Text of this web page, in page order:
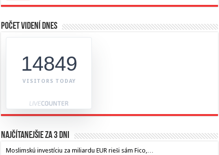
Počet videní dnes
14849
VISITORS TODAY
Najčítanejšie za 3 dni
Moslimskú investíciu za miliardu EUR rieši sám Fico,…